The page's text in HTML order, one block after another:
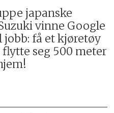
japanske
vinne Google
jobb: få et kjøretøy
seg 500 meter